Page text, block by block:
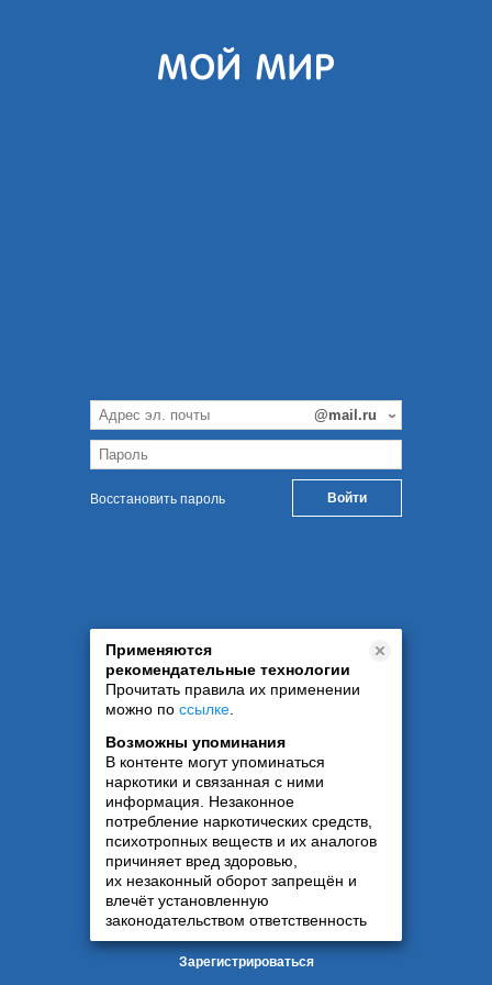
Восстановить пароль
Применяются
рекомендательные технологии
Прочитать правила их применении
можно по ссылке
Возможны упоминания
В контенте могут упоминаться
наркотики и связанная с ними
информация. Незаконное
потребление наркотических средств,
психотропных веществ и их аналогов
причиняет вред здоровью,
их незаконный оборот запрещён и
влечёт установленную
законодательством ответственность
Зарегистрироваться